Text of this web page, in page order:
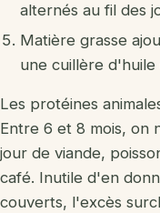
alternés au fil des
Matière grasse
une cuillère
Les protéines
Entre 6 et 8 mois, on
jour de viande,
café. Inutile d'en
couverts, l'excès